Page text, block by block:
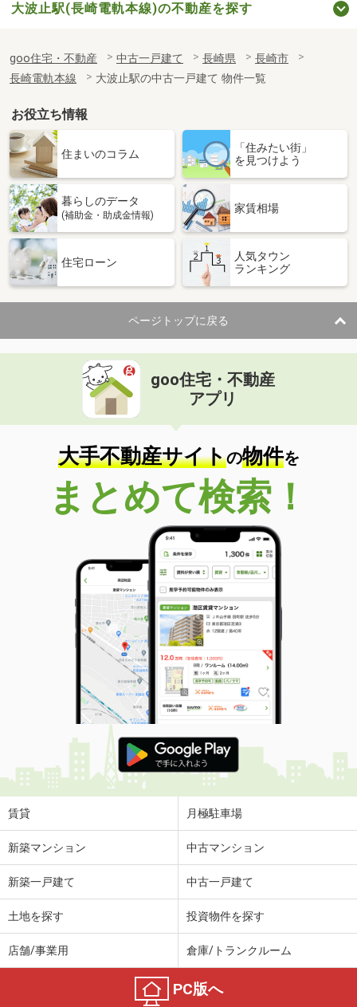
大波止駅(長崎電軌本線)の不動産を探す
goo住宅・不動産 中古一戸建て 長崎県
長崎市
長崎電軌本線
大波止駅の中古一戸建て 物件一覧
お役立ち情報
住まいのコラム
「住みたい街」
を見つけよう
暮らしのデータ
(補助金・助成金情報)
家賃相場
住宅ローン
人気タウン
ランキング
ページトップに戻る
goo住宅・不動産
アプリ
大手不動産サイトの物件を
まとめて検索！
賃貸 月極駐車場
新築マンション 中古マンション
新築一戸建て 中古一戸建て
土地を探す 投資物件を探す
店舗/事業用 倉庫/トランクルーム
PC版へ